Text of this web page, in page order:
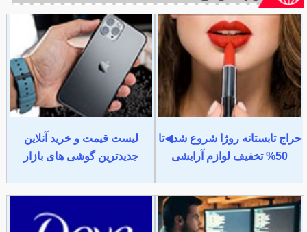
حراج تابستانه روژا شروع شد◀تا
50% تخفیف لوازم آرایشی
لیست قیمت و خرید آنلاین
جدیدترین گوشی های بازار